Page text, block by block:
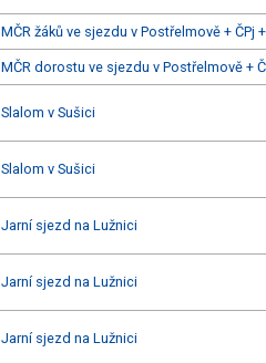
MČR žáků ve sjezdu v Postřelmově + ČPj
MČR dorostu ve sjezdu v Postřelmově +
Slalom v Sušici
Slalom v Sušici
Jarní sjezd na Lužnici
Jarní sjezd na Lužnici
Jarní sjezd na Lužnici